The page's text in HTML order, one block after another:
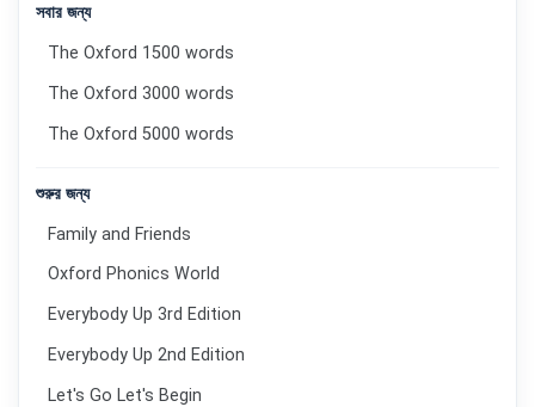
সবার জন্য
The Oxford 1500 words
The Oxford 3000 words
The Oxford 5000 words
শুরুর জন্য
Family and Friends
Oxford Phonics World
Everybody Up 3rd Edition
Everybody Up 2nd Edition
Let's Go Let's Begin